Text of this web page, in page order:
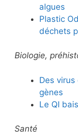
algues
Plastic
déchets
Biologie,
Des
gènes
Le QI
Santé